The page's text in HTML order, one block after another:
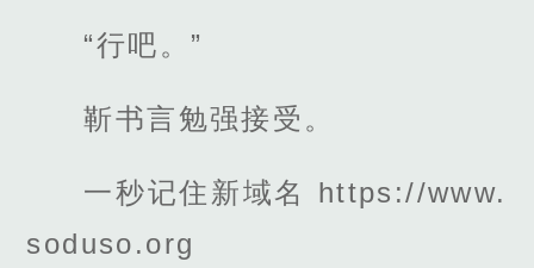
“行吧。”
靳书言勉强接受。
一秒记住新域名 https://www.
soduso.org